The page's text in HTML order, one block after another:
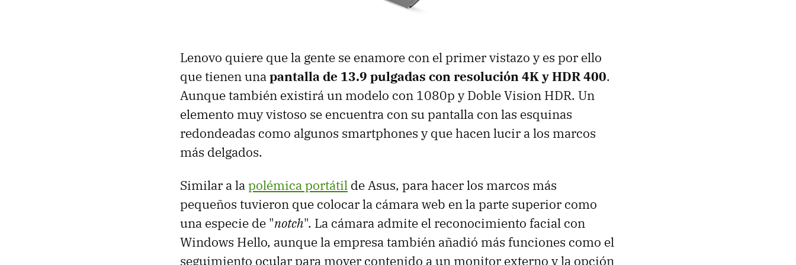
Lenovo quiere que la gente se enamore con el primer vistazo y es por ello
que tienen una pantalla de 13.9 pulgadas con resolución 4K y HDR 400.
Aunque también existirá un modelo con 1080p y Doble Vision HDR. Un
elemento muy vistoso se encuentra con su pantalla con las esquinas
redondeadas como algunos smartphones y que hacen lucir a los marcos
más delgados.
Similar a la polémica portátil de Asus, para hacer los marcos más
pequeños tuvieron que colocar la cámara web en la parte superior como
una especie de "notch". La cámara admite el reconocimiento facial con
Windows Hello, aunque la empresa también añadió más funciones como el
seguimiento ocular para mover contenido a un monitor externo y la opción